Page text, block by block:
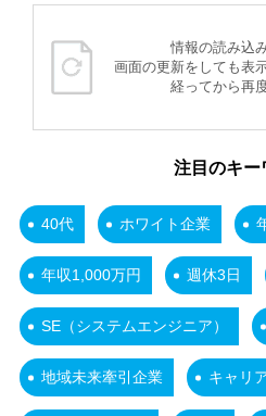
情報の読み込
画面の更新をしても表
経ってから再
注目のキー
40代 ホワイト企業
年収1,000万円 週休3日
SE（システムエンジニア）
地域未来牽引企業 キャリ